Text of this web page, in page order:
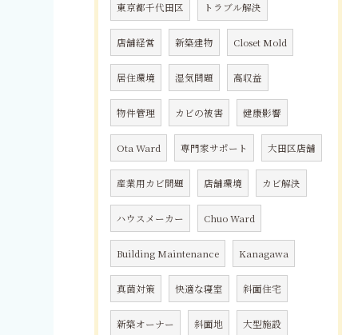
東京都千代田区 トラブル解決
店舗経営 新築建物 Closet Mold
居住環境 湿気問題 高収益
物件管理 カビの被害 健康影響
Ota Ward 専門家サポート 大田区店舗
産業用カビ問題 店舗環境 カビ解決
ハウスメーカー Chuo Ward
Building Maintenance Kanagawa
真菌対策 快適な寝室 斜面住宅
新築オーナー 斜面地 大型施設